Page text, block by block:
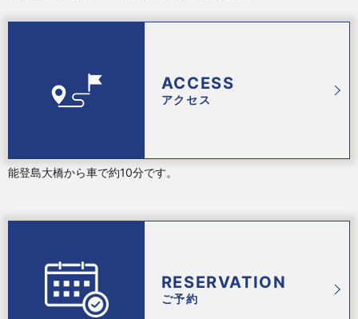
ACCESS
アクセス
能登島大橋から車で約10分です。
RESERVATION
ご予約